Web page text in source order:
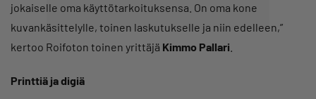
jokaiselle oma käyttötarkoituksensa. On oma kone
kuvankäsittelylle, toinen laskutukselle ja niin edelleen,”
kertoo Roifoton toinen yrittäjä Kimmo Pallari
Printtiä ja digiä